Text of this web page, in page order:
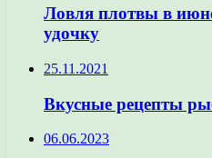
Ловля плотвы в
удочку
25.11.2021
Вкусные рецепты
06.06.2023